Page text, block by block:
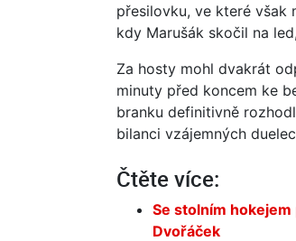
přesilovku, ve které však
kdy Marušák skočil na
Za hosty mohl dvakrát
minuty před koncem ke
branku definitivně
bilanci vzájemných
Čtěte více:
Se stolním hokejem
Dvořáček